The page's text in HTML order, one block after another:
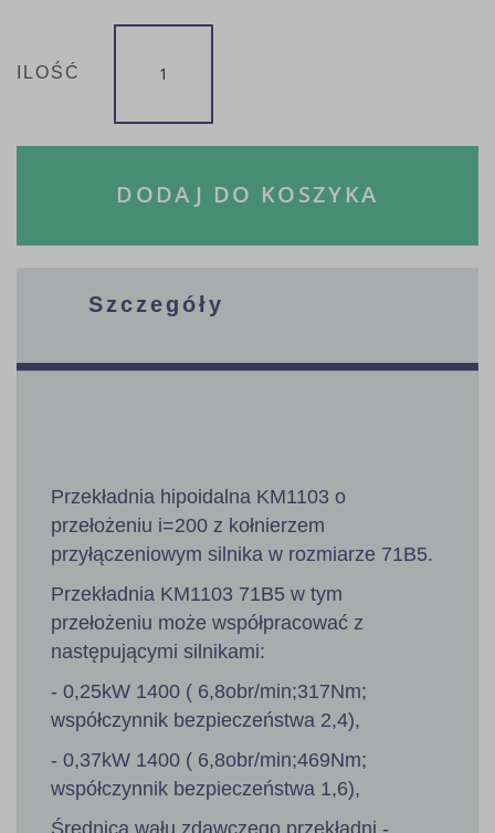
ILOŚĆ
DODAJ DO KOSZYKA
Szczegóły
Przekładnia hipoidalna KM1103 o
przełożeniu i=200 z kołnierzem
przyłączeniowym silnika w rozmiarze 71B5.
Przekładnia KM1103 71B5 w tym
przełożeniu może współpracować z
następującymi silnikami:
- 0,25kW 1400 ( 6,8obr/min;317Nm;
współczynnik bezpieczeństwa 2,4),
- 0,37kW 1400 ( 6,8obr/min;469Nm;
współczynnik bezpieczeństwa 1,6),
Średnica wału zdawczego przekładni -